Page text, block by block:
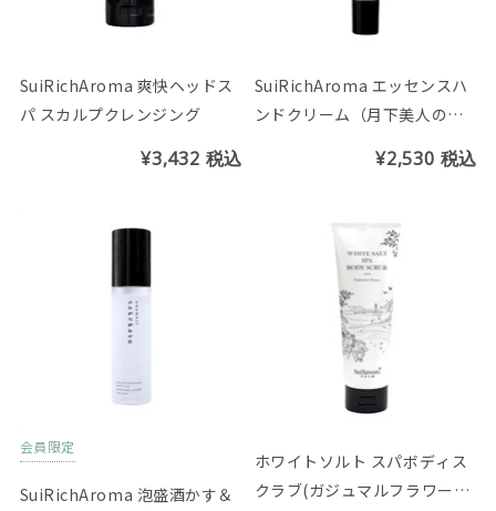
SuiRichAroma 爽快ヘッドス
パ スカルプクレンジング
¥3,432 税込
SuiRichAroma エッセンスハ
ンドクリーム（月下美人の香
¥2,530 税込
会員限定
SuiRichAroma 泡盛酒かす＆
ホワイトソルト スパボディス
クラブ(ガジュマルフラワーの